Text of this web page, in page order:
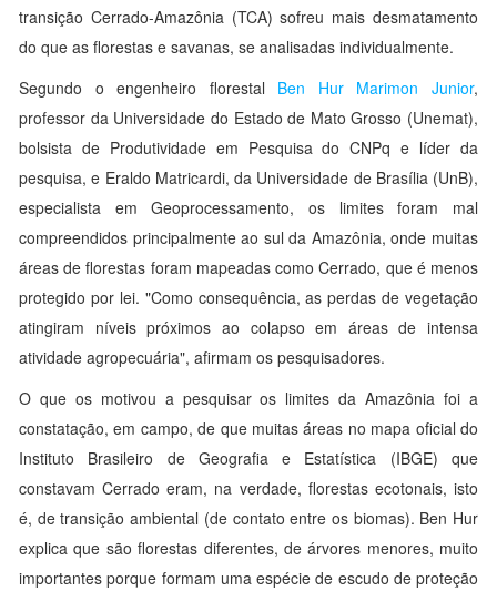
transição Cerrado-Amazônia (TCA) sofreu mais desmatamento
do que as florestas e savanas, se analisadas individualmente.
Segundo o engenheiro florestal Ben Hur Marimon Junior,
professor da Universidade do Estado de Mato Grosso (Unemat),
bolsista de Produtividade em Pesquisa do CNPq e líder da
pesquisa, e Eraldo Matricardi, da Universidade de Brasília (UnB),
especialista em Geoprocessamento, os limites foram mal
compreendidos principalmente ao sul da Amazônia, onde muitas
áreas de florestas foram mapeadas como Cerrado, que é menos
protegido por lei. "Como consequência, as perdas de vegetação
atingiram níveis próximos ao colapso em áreas de intensa
atividade agropecuária", afirmam os pesquisadores.
O que os motivou a pesquisar os limites da Amazônia foi a
constatação, em campo, de que muitas áreas no mapa oficial do
Instituto Brasileiro de Geografia e Estatística (IBGE) que
constavam Cerrado eram, na verdade, florestas ecotonais, isto
é, de transição ambiental (de contato entre os biomas). Ben Hur
explica que são florestas diferentes, de árvores menores, muito
importantes porque formam uma espécie de escudo de proteção